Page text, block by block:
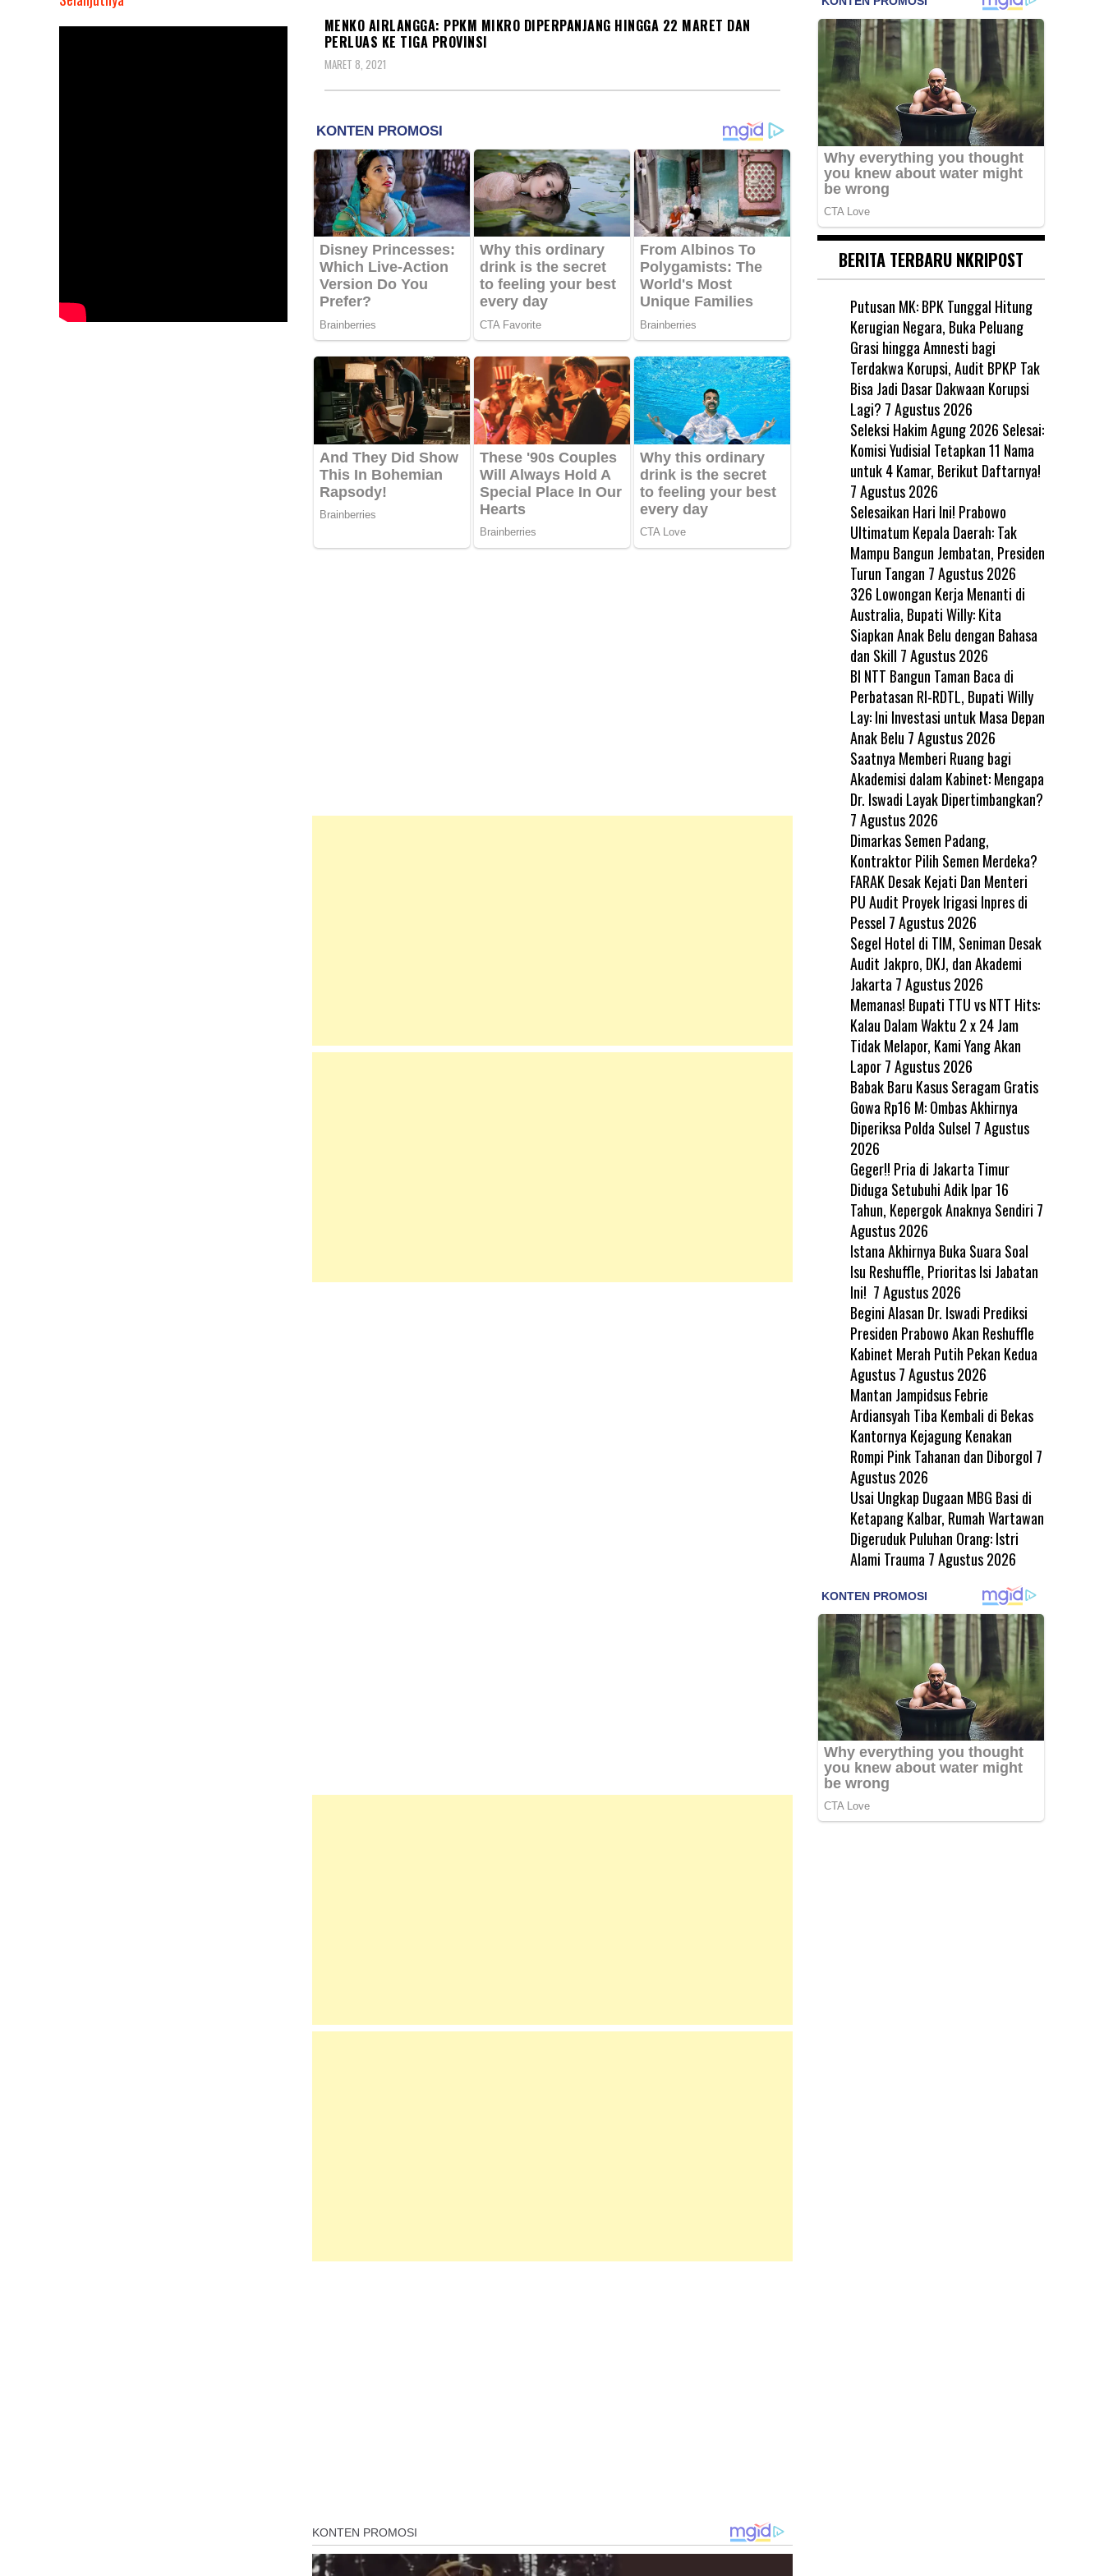
MENKO AIRLANGGA: PPKM MIKRO DIPERPANJANG HINGGA 22 MARET DAN
PERLUAS KE TIGA PROVINSI
MARET 8, 2021
BERITA TERBARU NKRIPOST
Putusan MK: BPK Tunggal Hitung
Kerugian Negara, Buka Peluang
Grasi hingga Amnesti bagi
Terdakwa Korupsi, Audit BPKP Tak
Bisa Jadi Dasar Dakwaan Korupsi
Lagi? 7 Agustus 2026
Seleksi Hakim Agung 2026 Selesai:
Komisi Yudisial Tetapkan 11 Nama
untuk 4 Kamar, Berikut Daftarnya!
7 Agustus 2026
Selesaikan Hari Ini! Prabowo
Ultimatum Kepala Daerah: Tak
Mampu Bangun Jembatan, Presiden
Turun Tangan 7 Agustus 2026
326 Lowongan Kerja Menanti di
Australia, Bupati Willy: Kita
Siapkan Anak Belu dengan Bahasa
dan Skill 7 Agustus 2026
BI NTT Bangun Taman Baca di
Perbatasan RI-RDTL, Bupati Willy
Lay: Ini Investasi untuk Masa Depan
Anak Belu 7 Agustus 2026
Saatnya Memberi Ruang bagi
Akademisi dalam Kabinet: Mengapa
Dr. Iswadi Layak Dipertimbangkan?
7 Agustus 2026
Dimarkas Semen Padang,
Kontraktor Pilih Semen Merdeka?
FARAK Desak Kejati Dan Menteri
PU Audit Proyek Irigasi Inpres di
Pessel 7 Agustus 2026
Segel Hotel di TIM, Seniman Desak
Audit Jakpro, DKJ, dan Akademi
Jakarta 7 Agustus 2026
Memanas! Bupati TTU vs NTT Hits:
Kalau Dalam Waktu 2 x 24 Jam
Tidak Melapor, Kami Yang Akan
Lapor 7 Agustus 2026
Babak Baru Kasus Seragam Gratis
Gowa Rp16 M: Ombas Akhirnya
Diperiksa Polda Sulsel 7 Agustus
2026
Geger!! Pria di Jakarta Timur
Diduga Setubuhi Adik Ipar 16
Tahun, Kepergok Anaknya Sendiri 7
Agustus 2026
Istana Akhirnya Buka Suara Soal
Isu Reshuffle, Prioritas Isi Jabatan
Ini! 7 Agustus 2026
Begini Alasan Dr. Iswadi Prediksi
Presiden Prabowo Akan Reshuffle
Kabinet Merah Putih Pekan Kedua
Agustus 7 Agustus 2026
Mantan Jampidsus Febrie
Ardiansyah Tiba Kembali di Bekas
Kantornya Kejagung Kenakan
Rompi Pink Tahanan dan Diborgol 7
Agustus 2026
Usai Ungkap Dugaan MBG Basi di
Ketapang Kalbar, Rumah Wartawan
Digeruduk Puluhan Orang: Istri
Alami Trauma 7 Agustus 2026